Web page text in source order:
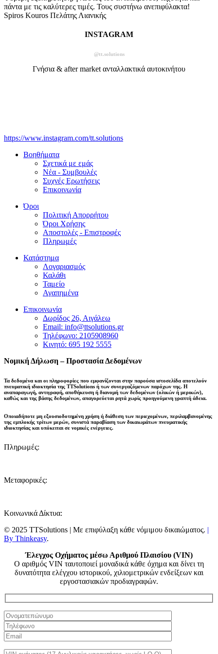
πάντα με τις καλύτερες τιμές. Τους συστήνω ανεπιφύλακτα!
Spiros Kouros Πελάτης Λιανικής
INSTAGRAM
@tt.solutions
Γνήσια & after market ανταλλακτικά αυτοκινήτου
https://www.instagram.com/tt.solutions
Βοηθήματα
Σχετικά με εμάς
Νέα - Συμβουλές
Συχνές Ερωτήσεις
Επικοινωνία
Όροι
Πολιτική Απορρήτου
Όροι Χρήσης
Αποστολές - Επιστροφές
Πληρωμές
Κατάστημα
Λογαριασμός
Καλάθι
Ταμείο
Αγαπημένα
Επικοινωνία
Δωρίδος 26, Αιγάλεω
Email: info@ttsolutions.gr
Τηλέφωνο: 2105908960
Κινητό: 695 192 5555
Νομική Δήλωση – Προστασία Δεδομένων
Τα δεδομένα και οι πληροφορίες που εμφανίζονται στην παρούσα ιστοσελίδα αποτελούν
πνευματική ιδιοκτησία της TTSolutions ή των συνεργαζόμενων παρόχων της. Η
αναπαραγωγή, αντιγραφή, αποθήκευση ή διανομή των δεδομένων (ολικών ή μερικών),
καθώς και της βάσης δεδομένων, απαγορεύεται ρητά χωρίς προηγούμενη γραπτή άδεια.
Οποιαδήποτε μη εξουσιοδοτημένη χρήση ή διάθεση των περιεχομένων, περιλαμβανομένης
της εμπλοκής τρίτων μερών, συνιστά παραβίαση των δικαιωμάτων πνευματικής
ιδιοκτησίας και υπόκειται σε νομικές ενέργειες.
Πληρωμές:
Μεταφορικές:
Κοινωνικά Δίκτυα:
© 2025 TTSolutions | Με επιφύλαξη κάθε νόμιμου δικαιώματος. |
By Thinkeasy.
Έλεγχος Οχήματος μέσω Αριθμού Πλαισίου (VIN)
Ο αριθμός VIN ταυτοποιεί μοναδικά κάθε όχημα και δίνει τη
δυνατότητα ελέγχου ιστορικού, χιλιομετρικών ενδείξεων και
εργοστασιακών προδιαγραφών.